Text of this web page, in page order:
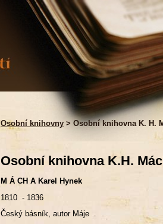
Osobní knihovny > Osobní knihovna K. H.
Osobní knihovna K.H.
M Á CH A Karel Hynek
1810 - 1836
Český básník, autor Máje